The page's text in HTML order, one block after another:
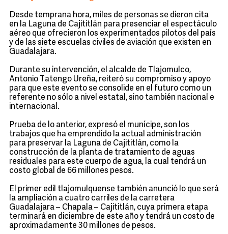
Desde temprana hora, miles de personas se dieron cita
en la Laguna de Cajititlán para presenciar el espectáculo
aéreo que ofrecieron los experimentados pilotos del país
y de las siete escuelas civiles de aviación que existen en
Guadalajara.
Durante su intervención, el alcalde de Tlajomulco,
Antonio Tatengo Ureña, reiteró su compromiso y apoyo
para que este evento se consolide en el futuro como un
referente no sólo a nivel estatal, sino también nacional e
internacional.
Prueba de lo anterior, expresó el munícipe, son los
trabajos que ha emprendido la actual administración
para preservar la Laguna de Cajititlán, como la
construcción de la planta de tratamiento de aguas
residuales para este cuerpo de agua, la cual tendrá un
costo global de 66 millones pesos.
El primer edil tlajomulquense también anunció lo que será
la ampliación a cuatro carriles de la carretera
Guadalajara – Chapala – Cajititlán, cuya primera etapa
terminará en diciembre de este año y tendrá un costo de
aproximadamente 30 millones de pesos.